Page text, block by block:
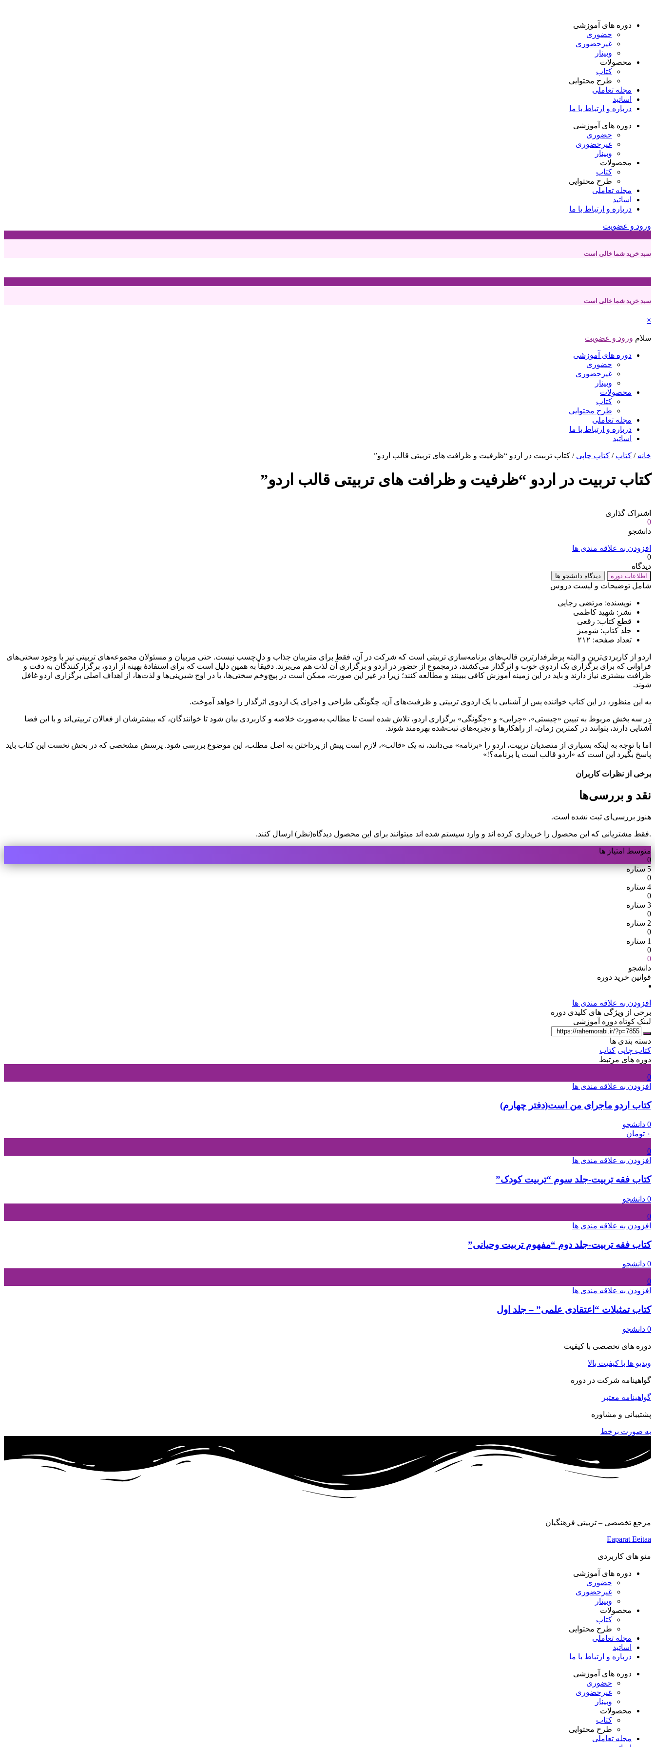
دوره های آموزشی
حضوری
غیرحضوری
وبینار
محصولات
کتاب
طرح محتوایی
مجله تعاملی
اساتید
درباره و ارتباط با ما
دوره های آموزشی
حضوری
غیرحضوری
وبینار
محصولات
کتاب
طرح محتوایی
مجله تعاملی
اساتید
درباره و ارتباط با ما
ورود و عضویت
سبد خرید شما خالی است
سبد خرید شما خالی است
×
سلام ورود و عضویت
دوره های آموزشی
حضوری
غیرحضوری
وبینار
محصولات
کتاب
طرح محتوایی
مجله تعاملی
درباره و ارتباط با ما
اساتید
خانه / کتاب / کتاب چاپی / کتاب تربیت در اردو “ظرفیت و ظرافت های تربیتی قالب اردو”
کتاب تربیت در اردو “ظرفیت و ظرافت های تربیتی قالب اردو”
اشتراک گذاری
0
دانشجو
افزودن به علاقه مندی ها
0
دیدگاه
اطلاعات دوره دیدگاه دانشجو ها
شامل توضیحات و لیست دروس
نویسنده: مرتضی رجایی
نشر: شهید کاظمی
قطع کتاب: رقعی
جلد کتاب: شومیز
تعداد صفحه: ۲۱۲
اردو از کاربردی‌ترین و البته پرطرفدارترین قالب‌های برنامه‌سازی تربیتی است که شرکت در آن، فقط برای متربیان جذاب و دل‌چسب نیست. حتی مربیان و مسئولان مجموعه‌های تربیتی نیز با وجود سختی‌های
فراوانی که برای برگزاری یک اردوی خوب و اثرگذار می‌کشند، درمجموع از حضور در اردو و برگزاری آن لذت هم می‌برند. دقیقاً به همین دلیل است که برای استفادهٔ بهینه از اردو، برگزارکنندگان به دقت و
ظرافت بیشتری نیاز دارند و باید در این زمینه آموزش کافی ببینند و مطالعه کنند؛ زیرا در غیر این صورت، ممکن است در پیچ‌وخم سختی‌ها، یا در اوج شیرینی‌ها و لذت‌ها، از اهداف اصلی برگزاری اردو غافل
شوند.
به این منظور، در این کتاب خواننده پس از آشنایی با یک اردوی تربیتی و ظرفیت‌های آن، چگونگی طراحی و اجرای یک اردوی اثرگذار را خواهد آموخت.
در سه بخش مربوط به تبیین «چیستی»، «چرایی» و «چگونگی» برگزاری اردو، تلاش شده است تا مطالب به‌صورت خلاصه و کاربردی بیان شود تا خوانندگان، که بیشترشان از فعالان تربیتی‌اند و با این فضا
آشنایی دارند، بتوانند در کمترین زمان، از راهکارها و تجربه‌های ثبت‌شده بهره‌مند شوند.
اما با توجه به اینکه بسیاری از متصدیان تربیت، اردو را «برنامه» می‌دانند، نه یک «قالب»، لازم است پیش از پرداختن به اصل مطلب، این موضوع بررسی شود. پرسش مشخصی که در بخش نخست این کتاب باید
پاسخ بگیرد این است که «اردو قالب است یا برنامه؟!»
برخی از نظرات کاربران
نقد و بررسی‌ها
هنوز بررسی‌ای ثبت نشده است.
.فقط مشتریانی که این محصول را خریداری کرده اند و وارد سیستم شده اند میتوانند برای این محصول دیدگاه(نظر) ارسال کنند.
متوسط امتیاز ها
0
5 ستاره
0
4 ستاره
0
3 ستاره
0
2 ستاره
0
1 ستاره
0
0
دانشجو
قوانین خرید دوره
افزودن به علاقه مندی ها
برخی از ویژگی های کلیدی دوره
لینک کوتاه دوره آموزشی
دسته بندی ها
کتاب چاپی کتاب
دوره های مرتبط
0
افزودن به علاقه مندی ها
کتاب اردو ماجرای من است(دفتر چهارم)
0 دانشجو
۰ تومان
0
افزودن به علاقه مندی ها
کتاب فقه تربیت-جلد سوم “تربیت کودک”
0 دانشجو
0
افزودن به علاقه مندی ها
کتاب فقه تربیت-جلد دوم “مفهوم تربیت وحیانی”
0 دانشجو
0
افزودن به علاقه مندی ها
کتاب تمثیلات “اعتقادی علمی” – جلد اول
0 دانشجو
دوره های تخصصی با کیفیت
ویدیو ها با کیفیت بالا
گواهینامه شرکت در دوره
گواهینامه معتبر
پشتیبانی و مشاوره
به صورت برخط
مرجع تخصصی – تربیتی فرهنگیان
Eaparat Eeitaa
منو های کاربردی
دوره های آموزشی
حضوری
غیرحضوری
وبینار
محصولات
کتاب
طرح محتوایی
مجله تعاملی
اساتید
درباره و ارتباط با ما
دوره های آموزشی
حضوری
غیرحضوری
وبینار
محصولات
کتاب
طرح محتوایی
مجله تعاملی